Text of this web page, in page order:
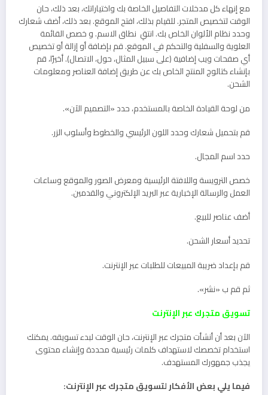
مع إنهاء كل مدخلات التفاصيل الخاصة بك واختياراتك، بعد ذلك، حان
الوقت لتخصيص المتجر. للقيام بذلك، افتح الموقع. بعد ذلك، أضف شعارك
وحدد نظام الألوان الخاص بك. انتقِ نطاق الاسم. و خصص القائمة
العلوية والسفلية والتحكم في الموقع. قم بإضافة أو إزالة أو تخصيص
أي صفحات ويب إضافية (على سبيل المثال، حول، الاتصال). أخيرًا، قم
بإنشاء كتالوج المنتج الخاص بك عن طريق إضافة العناصر ومعلومات
الشحن.
من لوحة القيادة الخاصة بالمستخدم، حدد «التصميم الآن».
قم بتحميل شعارك وحدد اللون الرئيسي والخطوط وأسلوب الزر.
حدد اسم المجال.
خصص الترويسة واللافتة الرئيسية ومعرض الصور والموقع وساعات
العمل والرسالة الإخبارية عبر البريد الإلكتروني والقدمين.
أضف عناصر للبيع.
تحديد أسعار الشحن.
قم بإعداد ضريبة المبيعات للطلبات عبر الإنترنت.
ثم قم ب «نشر».
تسويق متجرك عبر الإنترنت
الآن بعد أن أنشأت متجرك عبر الإنترنت، حان الوقت لبدء تسويقه. يمكنك
استخدام تخصصك لاستهداف كلمات رئيسية محددة وإنشاء محتوى
يجذب جمهورك المستهدف.
فيما يلي بعض الأفكار لتسويق متجرك عبر الإنترنت: